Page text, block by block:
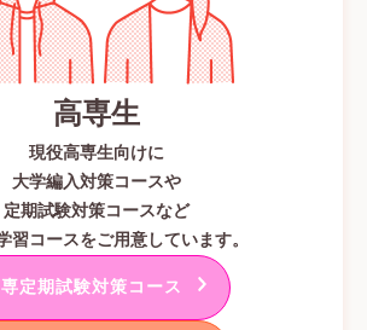
高専生
現役高専生向けに
大学編入対策コースや
定期試験対策コースなど
習コースをご用意しています。
定期試験対策コース